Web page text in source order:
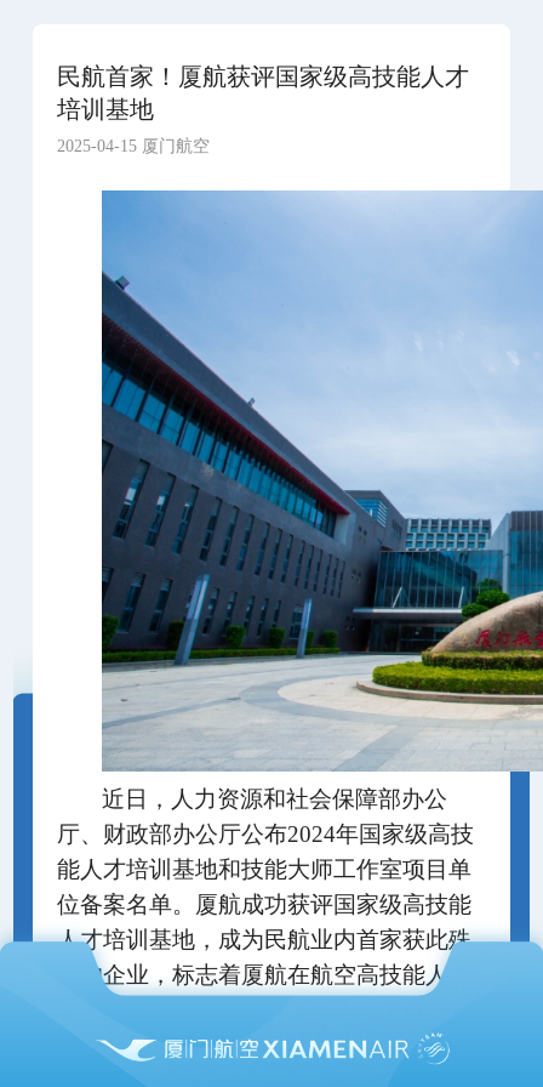
民航首家！厦航获评国家级高技能人才
培训基地
2025-04-15 厦门航空
近日，人力资源和社会保障部办公
厅、财政部办公厅公布2024年国家级高技
能人才培训基地和技能大师工作室项目单
位备案名单。厦航成功获评国家级高技能
人才培训基地，成为民航业内首家获此殊
荣的企业，标志着厦航在航空高技能人才
业高质量发展具有重要意义。
1984年7月，厦航以2000万元的“家